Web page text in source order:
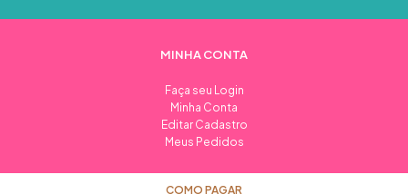
MINHA CONTA
Faça seu Login
Minha Conta
Editar Cadastro
Meus Pedidos
COMO PAGAR